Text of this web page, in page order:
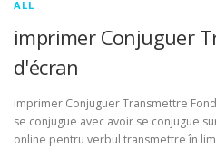
ALL
imprimer Conjuguer
d'écran
imprimer Conjuguer Transmettre
se conjugue avec avoir se conjugue
online pentru verbul transmettre în